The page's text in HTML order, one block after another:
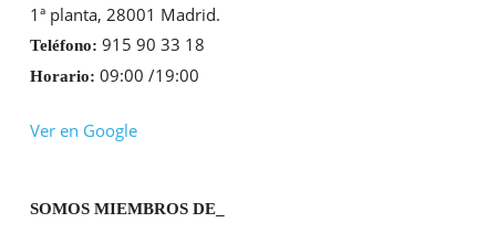
1ª planta, 28001 Madrid.
Teléfono: 915 90 33 18
Horario: 09:00 /19:00
Ver en Google
SOMOS MIEMBROS DE_